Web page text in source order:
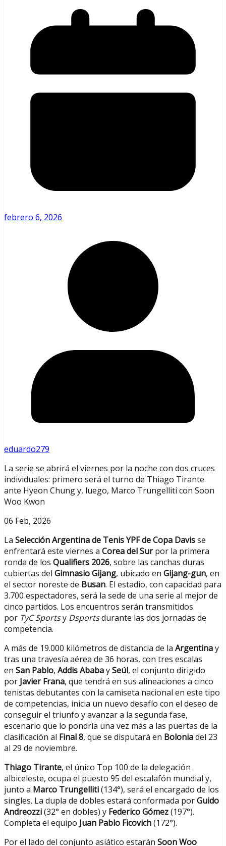
febrero 6, 2026
eduardo279
La serie se abrirá el viernes por la noche con dos cruces
individuales: primero será el turno de Thiago Tirante
ante Hyeon Chung y, luego, Marco Trungelliti con Soon
Woo Kwon
06 Feb, 2026
La Selección Argentina de Tenis YPF de Copa Davisse
enfrentará este viernes a Corea del Surpor la primera
ronda de los Qualifiers 2026, sobre las canchas duras
cubiertas del Gimnasio Gijang, ubicado en Gijang-gun, en
el sector noreste de Busan. El estadio, con capacidad para
3.700 espectadores, será la sede de una serie al mejor de
cinco partidos. Los encuentros serán transmitidos
por TyC Sportsy Dsportsdurante las dos jornadas de
competencia.
A más de 19.000 kilómetros de distancia de la Argentinay
tras una travesía aérea de 36 horas, con tres escalas
en San Pablo, Addis AbabaySeúl, el conjunto dirigido
por Javier Frana, que tendrá en sus alineaciones a cinco
tenistas debutantes con la camiseta nacional en este tipo
de competencias, inicia un nuevo desafío con el deseo de
conseguir el triunfo y avanzar a la segunda fase,
escenario que lo pondría una vez más a las puertas de la
clasificación al Final 8, que se disputará en Boloniadel 23
al 29 de noviembre.
Thiago Tirante, el único Top 100 de la delegación
albiceleste, ocupa el puesto 95 del escalafón mundial y,
junto a Marco Trungelliti(134°), será el encargado de los
singles. La dupla de dobles estará conformada porGuido
Andreozzi(32° en dobles) y Federico Gómez(197°).
Completa el equipo Juan Pablo Ficovich(172°).
Por el lado del conjunto asiático estarán Soon Woo